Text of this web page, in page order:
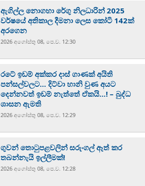
ඇගිල්ල නොගහා රේගු නිලධාරින් 2025
වර්ෂයේ අතිකාල දීමනා ලෙස කෝටි 142ක්
අරගෙන
2026 අගෝස්‍තු 08, පෙ.ව. 12:30
රටේ ඉඩම් අක්කර දාස් ගාණක් අයිති
පන්සල්වලට… දිට්වා හානි වුණ අයට
දෙන්නවත් ඉඩම් නැත්තේ ඒකයි…! – බුද්ධ
ශාසන ඇමති
2026 අගෝස්‍තු 08, පෙ.ව. 12:29
ගුවන් තොටුපළවලින් සරුංගල් ඈත් කර
තබන්නැයි ඉල්ලීමක්!
2026 අගෝස්‍තු 08, පෙ.ව. 12:28